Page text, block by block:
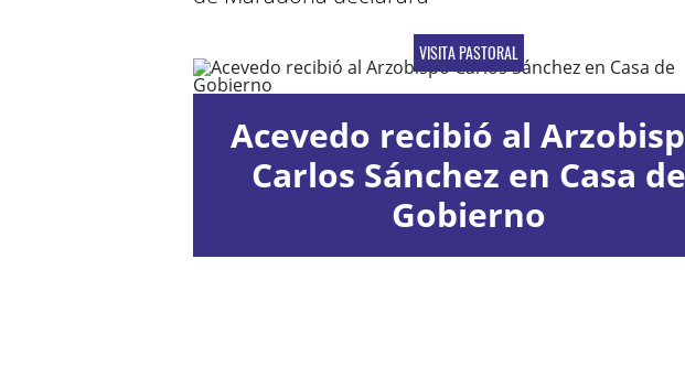
VISITA PASTORAL
Acevedo recibió al
Carlos Sánchez en Casa de
Gobierno